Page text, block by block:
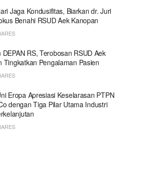
Jaga Kondusifitas, Biarkan dr. Juri
Benahi RSUD Aek Kanopan
DEPAN RS, Terobosan RSUD Aek
Tingkatkan Pengalaman Pasien
Eropa Apresiasi Keselarasan PTPN
dengan Tiga Pilar Utama Industri